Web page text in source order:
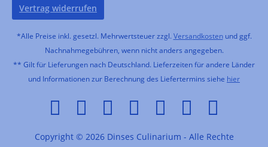
Vertrag widerrufen
*Alle Preise inkl. gesetzl. Mehrwertsteuer zzgl. Versandkostenund ggf.
Nachnahmegebühren, wenn nicht anders angegeben.
** Gilt für Lieferungen nach Deutschland. Lieferzeiten für andere Länder
und Informationen zur Berechnung des Liefertermins siehe hier
Copyright © 2026 Dinses Culinarium - Alle Rechte